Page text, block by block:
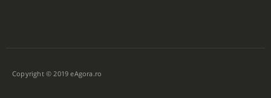
Copyright © 2019 eAgora.ro